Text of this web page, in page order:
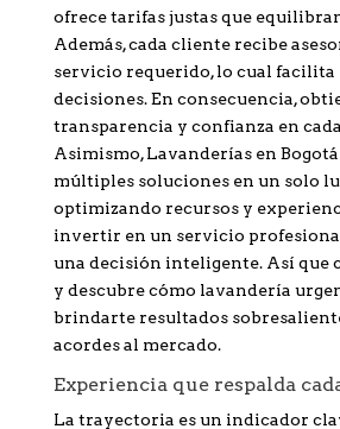
ofrece tarifas justas que
Además, cada cliente recibe
servicio requerido, lo cual facilita
decisiones. En consecuencia,
transparencia y confianza en
Asimismo, Lavanderías en
múltiples soluciones en un solo
optimizando recursos y
invertir en un servicio
una decisión inteligente. Así que
y descubre cómo lavandería
brindarte resultados
acordes al mercado.
Experiencia que respalda
La trayectoria es un indicador